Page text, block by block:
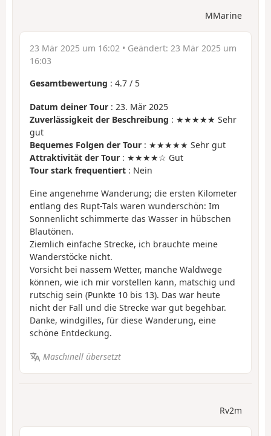
MMarine
23 Mär 2025 um 16:02 • Geändert: 23 Mär 2025 um
16:03
Gesamtbewertung : 4.7 / 5
Datum deiner Tour : 23. Mär 2025
Zuverlässigkeit der Beschreibung : ★★★★★ Sehr
gut
Bequemes Folgen der Tour : ★★★★★ Sehr gut
Attraktivität der Tour : ★★★★☆ Gut
Tour stark frequentiert : Nein
Eine angenehme Wanderung; die ersten Kilometer
entlang des Rupt-Tals waren wunderschön: Im
Sonnenlicht schimmerte das Wasser in hübschen
Blautönen.
Ziemlich einfache Strecke, ich brauchte meine
Wanderstöcke nicht.
Vorsicht bei nassem Wetter, manche Waldwege
können, wie ich mir vorstellen kann, matschig und
rutschig sein (Punkte 10 bis 13). Das war heute
nicht der Fall und die Strecke war gut begehbar.
Danke, windgilles, für diese Wanderung, eine
schöne Entdeckung.
Maschinell übersetzt
Rv2m